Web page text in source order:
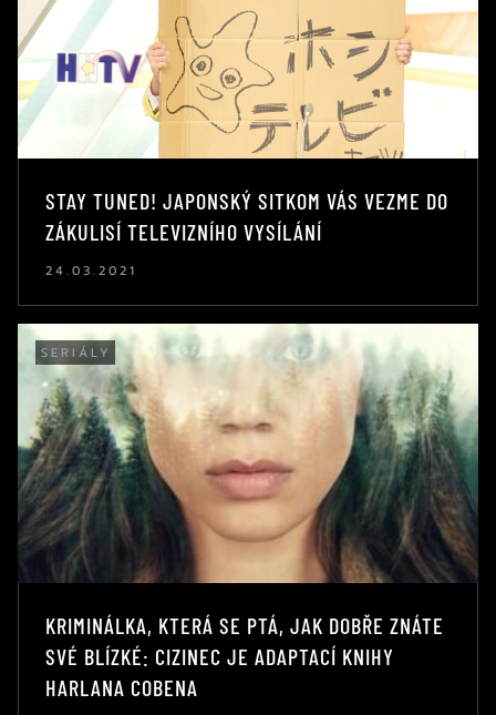
STAY TUNED! JAPONSKÝ SITKOM VÁS VEZME DO
ZÁKULISÍ TELEVIZNÍHO VYSÍLÁNÍ
24.03.2021
SERIÁLY
KRIMINÁLKA, KTERÁ SE PTÁ, JAK DOBŘE ZNÁTE
SVÉ BLÍZKÉ: CIZINEC JE ADAPTACÍ KNIHY
HARLANA COBENA